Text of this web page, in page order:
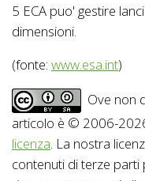
5 ECA puo' gestire
dimensioni.
(fonte: www.esa.int)
Ove non
articolo è © 2006-
licenza. La nostra
contenuti di terze parti